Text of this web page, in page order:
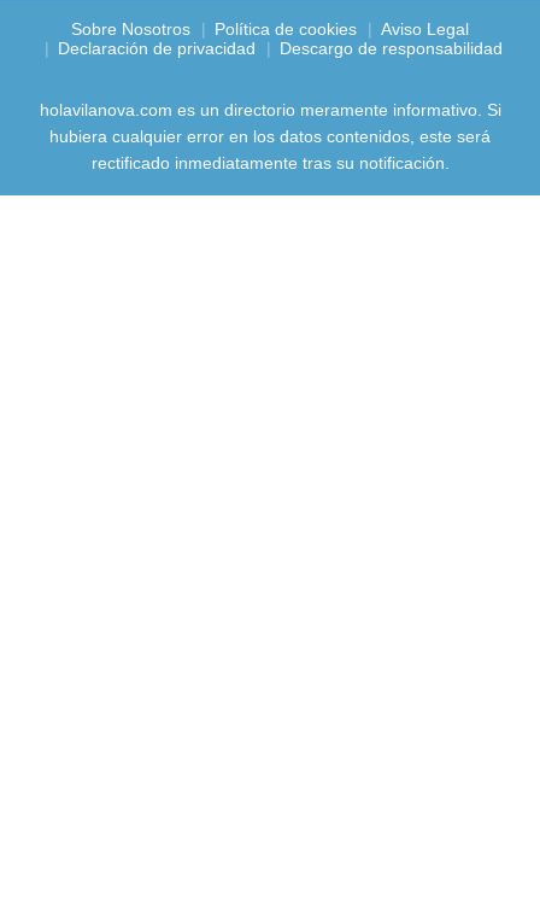
Sobre Nosotros Política de cookies
Aviso Legal
Declaración de privacidad
Descargo de responsabilidad
holavilanova.com es un directorio meramente informativo. Si
hubiera cualquier error en los datos contenidos, este será
rectificado inmediatamente tras su notificación.